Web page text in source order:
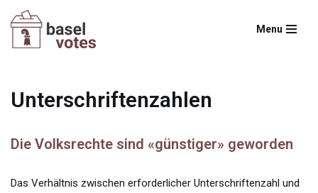
Zum
Menu
Unterschriftenzahlen
Die Volksrechte sind «günstiger» geworden
Das Verhältnis zwischen erforderlicher Unterschriftenzahl und